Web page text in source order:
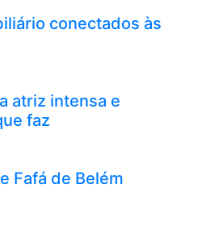
conectados às
atriz intensa e
faz
Fafá de Belém